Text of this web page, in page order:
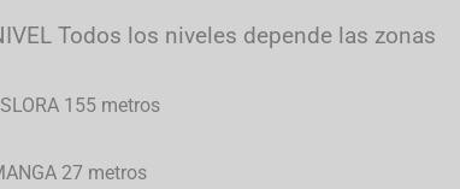
Todos los niveles depende las zonas
155 metros
27 metros